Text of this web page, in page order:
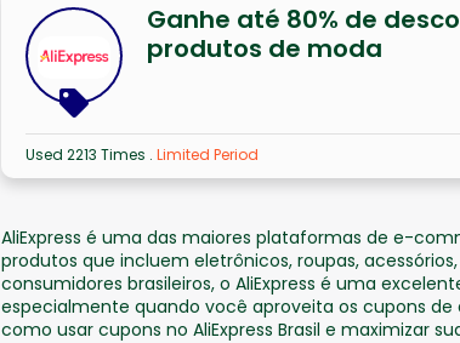
Ganhe até 80% de
produtos de moda
Used 2213 Times . Limited Period
AliExpress é uma das maiores plataformas de e-
produtos que incluem eletrônicos, roupas,
consumidores brasileiros, o AliExpress é uma
especialmente quando você aproveita os cupons de
como usar cupons no AliExpress Brasil e maximizar